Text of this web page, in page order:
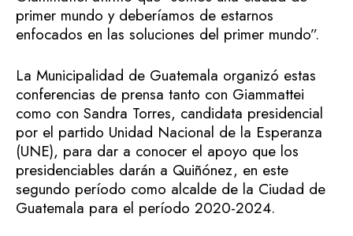
primer mundo y deberíamos de estarnos
enfocados en las soluciones del primer mundo”.
La Municipalidad de Guatemala organizó estas
conferencias de prensa tanto con Giammattei
como con Sandra Torres, candidata presidencial
por el partido Unidad Nacional de la Esperanza
(UNE), para dar a conocer el apoyo que los
presidenciables darán a Quiñónez, en este
segundo período como alcalde de la Ciudad de
Guatemala para el período 2020-2024.